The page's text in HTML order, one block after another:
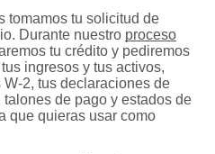
tomamos tu solicitud de
Durante nuestro proceso
tu crédito y pediremos
ingresos y tus activos,
2, tus declaraciones de
de pago y estados de
que quieras usar como